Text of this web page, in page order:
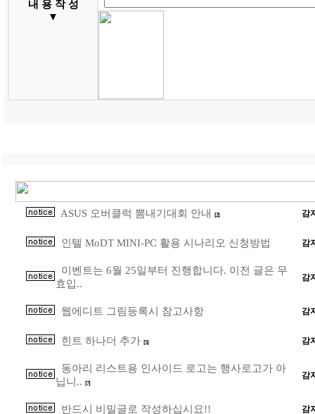
내 용 작 성
▼
ASUS 오버클럭 뽐내기대회 안내 [2] 감
인텔 MoDT MINI-PC 활용 시나리오 신청방법 감
이벤트는 6월 25일부터 진행합니다. 이전 글은 무
효입..
감
웹에디트 그림등록시 참고사항 감
힌트 하나더 추가 [5] 감
동아리 리스트용 인사이드 로고는 행사로고가 아
닙니..
[7]
감
반드시 비밀글로 작성하십시요!! 감